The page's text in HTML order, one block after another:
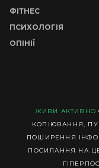
ФІТНЕС
ПСИХОЛОГІЯ
ОПІНІЇ
ЖИВИ АКТИВНО
КОПІЮВАННЯ,
ПОШИРЕННЯ
ПОСИЛАННЯ НА